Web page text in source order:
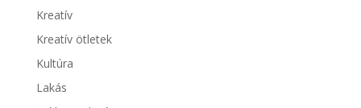
Kreatív
Kreatív ötletek
Kultúra
Lakás